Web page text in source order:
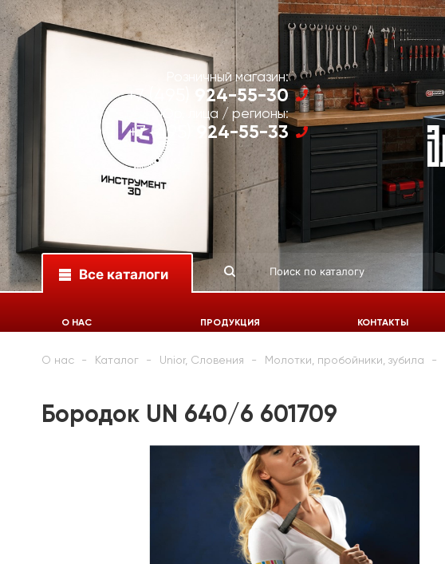
Розничный магазин:
+7 (495) 924-55-30
Юр. лица / регионы:
+7 (495) 924-55-33
Все каталоги
О НАС ПРОДУКЦИЯ КОНТАКТЫ
О нас Каталог Unior, Словения Молотки, пробойники, зубила
Бородок UN 640/6 601709